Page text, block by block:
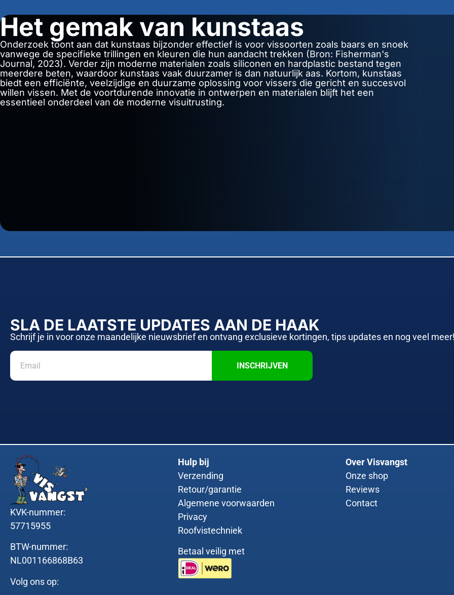
Het gemak van kunstaas
Onderzoek toont aan dat kunstaas bijzonder effectief is voor vissoorten zoals baars en snoek
vanwege de specifieke trillingen en kleuren die hun aandacht trekken (Bron: Fisherman's
Journal, 2023). Verder zijn moderne materialen zoals siliconen en hardplastic bestand tegen
meerdere beten, waardoor kunstaas vaak duurzamer is dan natuurlijk aas. Kortom, kunstaas
biedt een efficiënte, veelzijdige en duurzame oplossing voor vissers die gericht en succesvol
willen vissen. Met de voortdurende innovatie in ontwerpen en materialen blijft het een
essentieel onderdeel van de moderne visuitrusting.
SLA DE LAATSTE UPDATES AAN DE HAAK
Schrijf je in voor onze maandelijke nieuwsbrief en ontvang exclusieve kortingen, tips updates en nog veel
INSCHRIJVEN
KVK-nummer:
57715955
BTW-nummer:
NL001166868B63
Volg ons op:
Hulp bij
Verzending
Retour/garantie
Algemene voorwaarden
Privacy
Roofvistechniek
Betaal veilig met
Over Visvangst
Onze shop
Reviews
Contact